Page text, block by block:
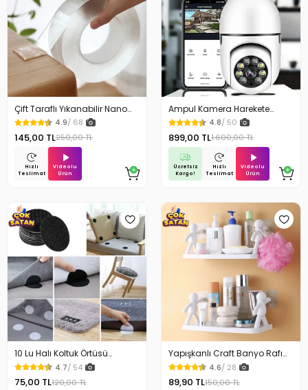
Çift Taraflı Yıkanabilir Nano
Teknoloji Bant 3 mt
4.9/ 68
145,00 TL250,00 TL
Hızlı
Teslimat
Videolu
Ürün
Ampul Kamera Harekete
Duyarlı Gece Görüşlü
4.8/ 50
899,00 TL1.600,00 TL
Ücretsiz
Kargo!
Hızlı
Teslimat
Videolu
Ürün
10 Lu Halı Koltuk Örtüsü
Kaydırmaz Cırtlı Pad
4.7/ 54
75,00 TL120,00 TL
Yapışkanlı Craft Banyo Rafı
Organizer 1 Adet
4.6/ 28
89,90 TL150,00 TL